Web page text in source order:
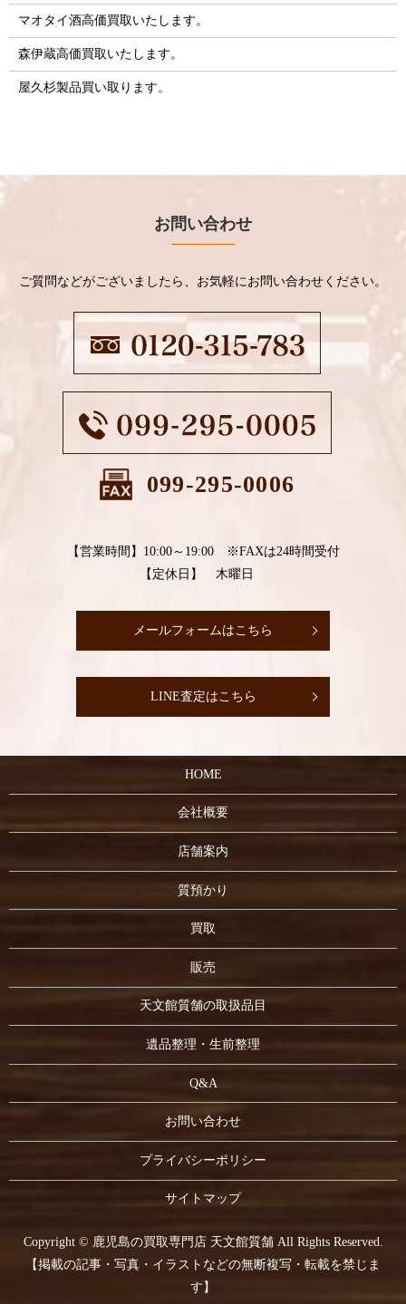
マオタイ酒高価買取いたします。
森伊蔵高価買取いたします。
屋久杉製品買い取ります。
お問い合わせ
ご質問などがございましたら、お気軽にお問い合わせください。
099-295-0006
【営業時間】10:00～19:00 ※FAXは24時間受付
【定休日】 木曜日
メールフォームはこちら
LINE査定はこちら
HOME
会社概要
店舗案内
質預かり
買取
販売
天文館質舗の取扱品目
遺品整理・生前整理
Q&A
お問い合わせ
プライバシーポリシー
サイトマップ
Copyright © 鹿児島の買取専門店 天文館質舗 All Rights Reserved.
【掲載の記事・写真・イラストなどの無断複写・転載を禁じま
す】